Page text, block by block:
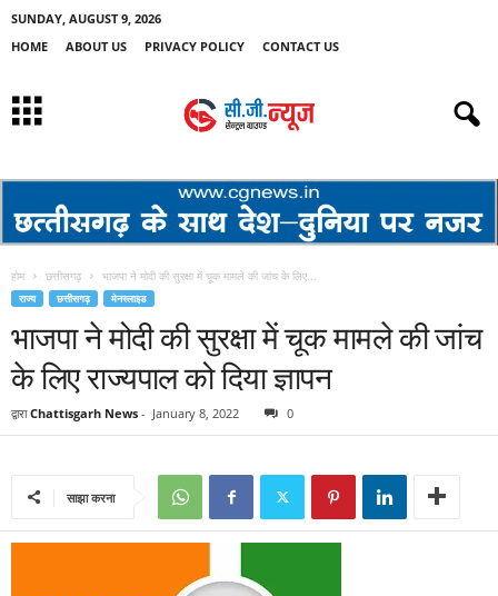
SUNDAY, AUGUST 9, 2026
HOME
ABOUT US PRIVACY POLICY CONTACT US
होम छत्तीसगढ़ भाजपा ने मोदी की सुरक्षा में चूक मामले की जांच के लिए...
राज्य छत्तीसगढ़ मेनस्लाइड
भाजपा ने मोदी की सुरक्षा में चूक मामले की जांच
के लिए राज्यपाल को दिया ज्ञापन
द्वारा Chattisgarh News - January 8, 2022 0
साझा करना